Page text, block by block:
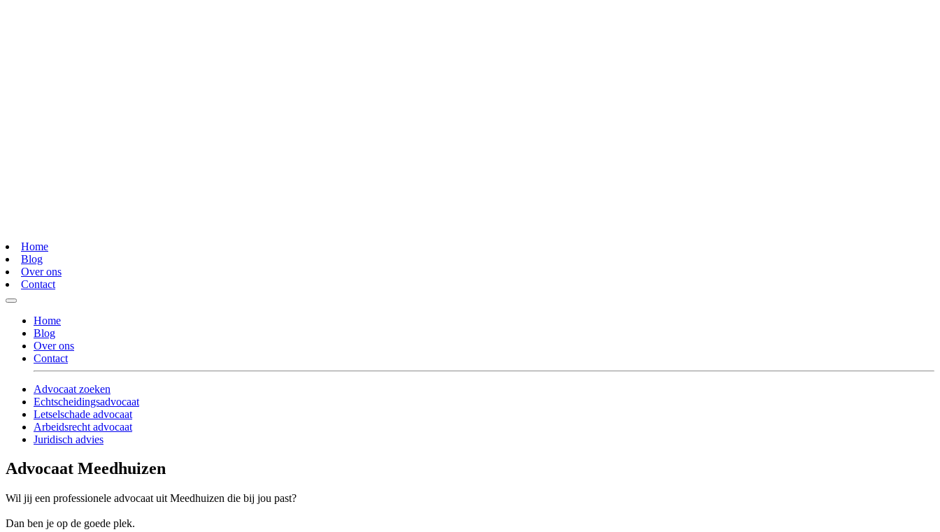
Home
Blog
Over ons
Contact
Home
Blog
Over ons
Contact
Advocaat zoeken
Echtscheidingsadvocaat
Letselschade advocaat
Arbeidsrecht advocaat
Juridisch advies
Advocaat Meedhuizen
Wil jij een professionele advocaat uit Meedhuizen die bij jou past?
Dan ben je op de goede plek.